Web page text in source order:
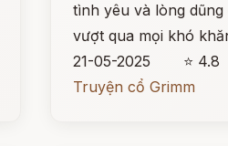
tình yêu và lòng
vượt qua mọi khó
21-05-2025
⭐ 4.8
Truyện cổ Grimm